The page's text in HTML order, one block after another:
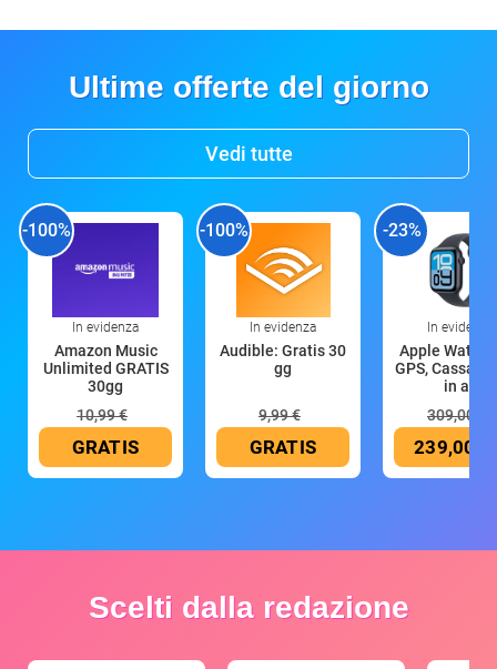
Ultime offerte del giorno
Vedi tutte
-100%
In evidenza
Amazon Music
Unlimited GRATIS
30gg
10,99 €
GRATIS
-100%
In evidenza
Audible: Gratis 30
gg
9,99 €
GRATIS
-23%
In evidenza
Apple Watch
GPS, Cassa
in all
309,00 €
239,00 €
Scelti dalla redazione